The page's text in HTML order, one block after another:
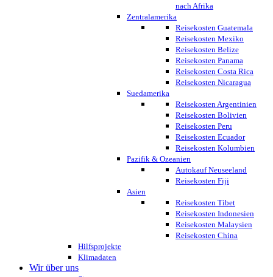
nach Afrika
Zentralamerika
Reisekosten Guatemala
Reisekosten Mexiko
Reisekosten Belize
Reisekosten Panama
Reisekosten Costa Rica
Reisekosten Nicaragua
Suedamerika
Reisekosten Argentinien
Reisekosten Bolivien
Reisekosten Peru
Reisekosten Ecuador
Reisekosten Kolumbien
Pazifik & Ozeanien
Autokauf Neuseeland
Reisekosten Fiji
Asien
Reisekosten Tibet
Reisekosten Indonesien
Reisekosten Malaysien
Reisekosten China
Hilfsprojekte
Klimadaten
Wir über uns